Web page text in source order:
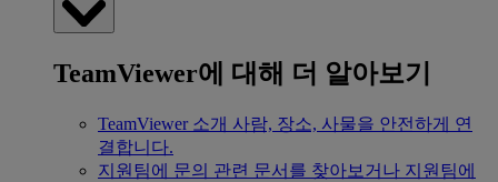
TeamViewer에 대해 더 알아보기
TeamViewer 소개 사람, 장소, 사물을 안전하게 연
결합니다.
지원팀에 문의 관련 문서를 찾아보거나 지원팀에